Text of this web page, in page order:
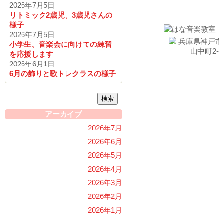
2026年7月5日
リトミック2歳児、3歳児さんの
様子
2026年7月5日
小学生、音楽会に向けての練習
を応援します
2026年6月1日
6月の飾りと歌トレクラスの様子
検
索:
アーカイブ
2026年7月
2026年6月
2026年5月
2026年4月
2026年3月
2026年2月
2026年1月